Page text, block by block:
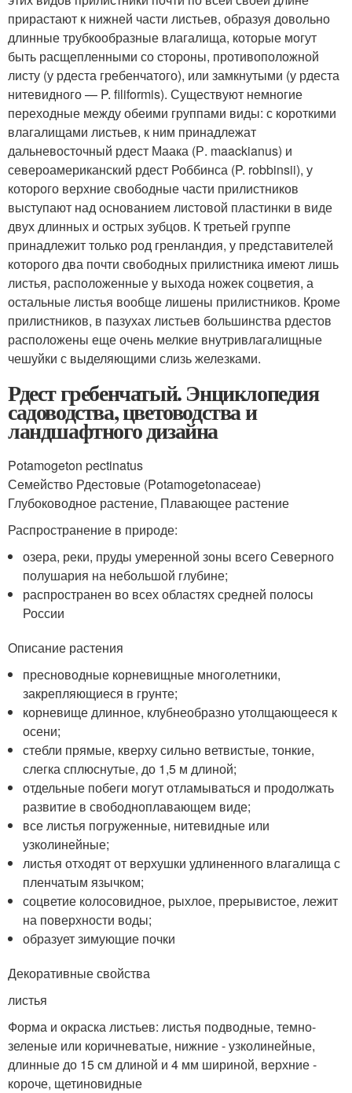
прирастают к нижней части листьев, образуя довольно
длинные трубкообразные влагалища, которые могут
быть расщепленными со стороны, противоположной
листу (у рдеста гребенчатого), или замкнутыми (у рдеста
нитевидного — P. filiformis). Существуют немногие
переходные между обеими группами виды: с короткими
влагалищами листьев, к ним принадлежат
дальневосточный рдест Маака (Р. maackianus) и
североамериканский рдест Роббинса (P. robbinsii), у
которого верхние свободные части прилистников
выступают над основанием листовой пластинки в виде
двух длинных и острых зубцов. К третьей группе
принадлежит только род гренландия, у представителей
которого два почти свободных прилистника имеют лишь
листья, расположенные у выхода ножек соцветия, а
остальные листья вообще лишены прилистников. Кроме
прилистников, в пазухах листьев большинства рдестов
расположены еще очень мелкие внутривлагалищные
чешуйки с выделяющими слизь железками.
Рдест гребенчатый. Энциклопедия
садоводства, цветоводства и
ландшафтного дизайна
Potamogeton pectinatus
Семейство Рдестовые (Potamogetonaceae)
Глубоководное растение, Плавающее растение
Распространение в природе:
озера, реки, пруды умеренной зоны всего Северного
полушария на небольшой глубине;
распространен во всех областях средней полосы
России
Описание растения
пресноводные корневищные многолетники,
закрепляющиеся в грунте;
корневище длинное, клубнеобразно утолщающееся к
осени;
стебли прямые, кверху сильно ветвистые, тонкие,
слегка сплюснутые, до 1,5 м длиной;
отдельные побеги могут отламываться и продолжать
развитие в свободноплавающем виде;
все листья погруженные, нитевидные или
узколинейные;
листья отходят от верхушки удлиненного влагалища с
пленчатым язычком;
соцветие колосовидное, рыхлое, прерывистое, лежит
на поверхности воды;
образует зимующие почки
Декоративные свойства
листья
Форма и окраска листьев: листья подводные, темно-
зеленые или коричневатые, нижние - узколинейные,
длинные до 15 см длиной и 4 мм шириной, верхние -
короче, щетиновидные